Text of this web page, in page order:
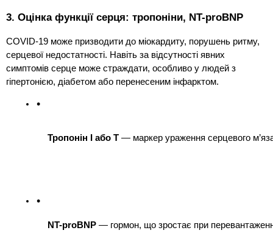
3. Оцінка функції серця: тропоніни, NT-proBNP
COVID-19 може призводити до міокардиту, порушень ритму,
серцевої недостатності. Навіть за відсутності явних
симптомів серце може страждати, особливо у людей з
гіпертонією, діабетом або перенесеним інфарктом.
Тропонін I або T — маркер ураження серцевого
NT-proBNP — гормон, що зростає при